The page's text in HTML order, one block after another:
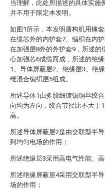
当理解，此处所描述的具体实施
并不用于限定本发明。
如图1所示，本发明盾构机用橡
在缆芯外的内护套7、编织在内
在加强层8外的外护套9，所述的
心加强芯6成缆而成，所述的绝
1、导体屏蔽层2、绝缘层3、绝
维混合编织层5组成。
所述导体1由多股细镀锡铜丝绞
向均为左向，绞合节径比不大于
高。
所述导体屏蔽层2是由交联型半
到均匀电场的作用；
所述绝缘层3采用高电气性能、
所述绝缘屏蔽层4采用交联型半
场的作用；